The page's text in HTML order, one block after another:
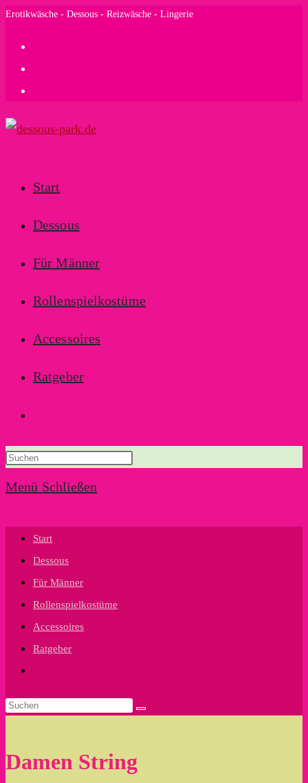
Zum
Erotikwäsche - Dessous - Reizwäsche - Lingerie
Start
Dessous
Für Männer
Rollenspielkostüme
Accessoires
Ratgeber
Suche
umschalten
Menü Schließen
Start
Dessous
Für Männer
Rollenspielkostüme
Accessoires
Ratgeber
umschalten
Damen String